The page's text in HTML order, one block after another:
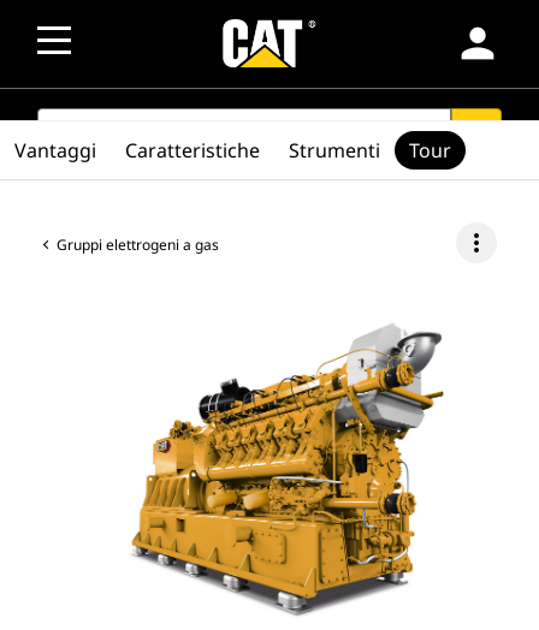
person
SEARCH search
Gruppi elettrogeni a gas more_vert
Vantaggi Caratteristiche Strumenti Tour